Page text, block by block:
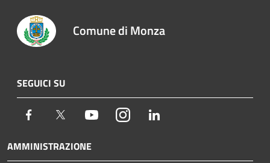
Comune di Monza
SEGUICI SU
Facebook Twitter YoutubeInstagram
AMMINISTRAZIONE